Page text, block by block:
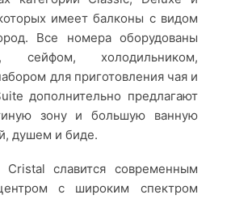
имеет балконы с видом
Все номера оборудованы
сейфом, холодильником,
для приготовления чая и
дополнительно предлагают
зону и большую ванную
душем и биде.
славится современным
с широким спектром